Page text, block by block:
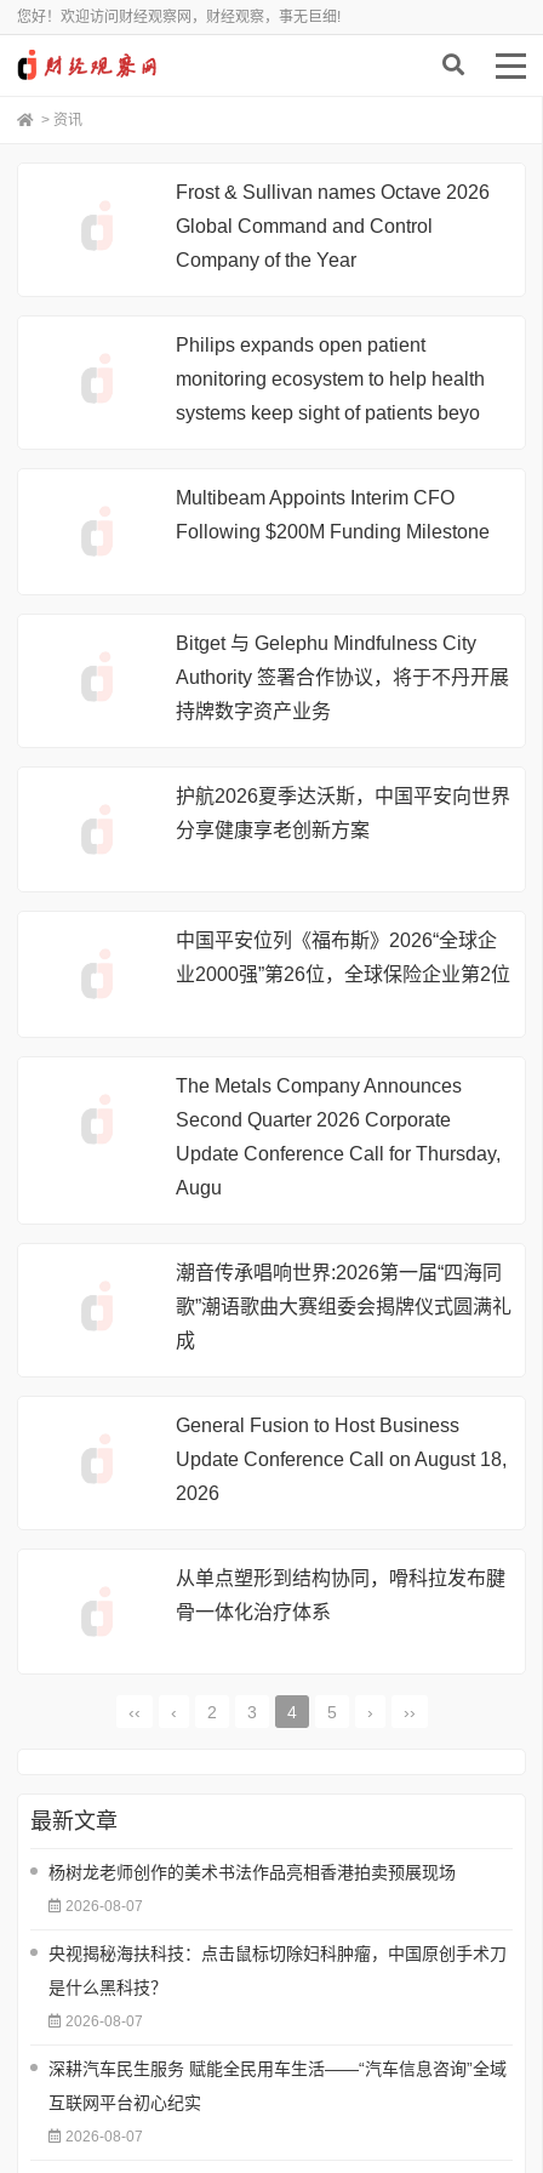
您好！欢迎访问财经观察网，财经观察，事无巨细!
> 资讯
Frost & Sullivan names Octave 2026
Global Command and Control
Company of the Year
Philips expands open patient
monitoring ecosystem to help health
systems keep sight of patients beyo
Multibeam Appoints Interim CFO
Following $200M Funding Milestone
Bitget 与 Gelephu Mindfulness City
Authority 签署合作协议，将于不丹开展
持牌数字资产业务
护航2026夏季达沃斯，中国平安向世界
分享健康享老创新方案
中国平安位列《福布斯》2026“全球企
业2000强”第26位，全球保险企业第2位
The Metals Company Announces
Second Quarter 2026 Corporate
Update Conference Call for Thursday,
Augu
潮音传承唱响世界:2026第一届“四海同
歌”潮语歌曲大赛组委会揭牌仪式圆满礼
成
General Fusion to Host Business
Update Conference Call on August 18,
2026
从单点塑形到结构协同，嗗科拉发布腱
骨一体化治疗体系
‹‹ ‹ 2 3 4 5 › ››
最新文章
杨树龙老师创作的美术书法作品亮相香港拍卖预展现场
2026-08-07
央视揭秘海扶科技：点击鼠标切除妇科肿瘤，中国原创手术刀
是什么黑科技？
2026-08-07
深耕汽车民生服务 赋能全民用车生活——“汽车信息咨询”全域
互联网平台初心纪实
2026-08-07